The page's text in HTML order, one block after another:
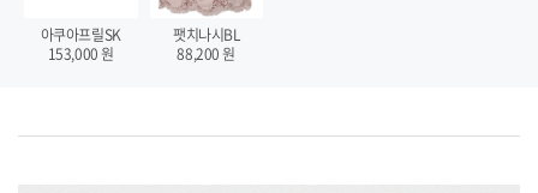
아쿠아프릴SK
153,000원
팻치나시BL
88,200원